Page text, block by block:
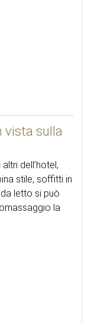
vista sulla
dell’hotel,
stile, soffitti in
letto si può
la